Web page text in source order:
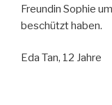
Freundin Sophie
beschützt haben.
Eda Tan, 12 Jahre